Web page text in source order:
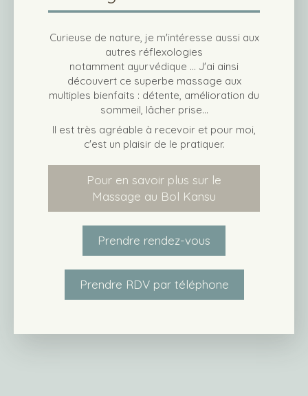
Curieuse de nature, je m'intéresse aussi aux
autres réflexologies
notamment ayurvédique ... J'ai ainsi
découvert ce superbe massage aux
multiples bienfaits : détente, amélioration du
sommeil, lâcher prise...
Il est très agréable à recevoir et pour moi,
c'est un plaisir de le pratiquer.
Pour en savoir plus sur le
Massage au Bol Kansu
Prendre rendez-vous
Prendre RDV par téléphone